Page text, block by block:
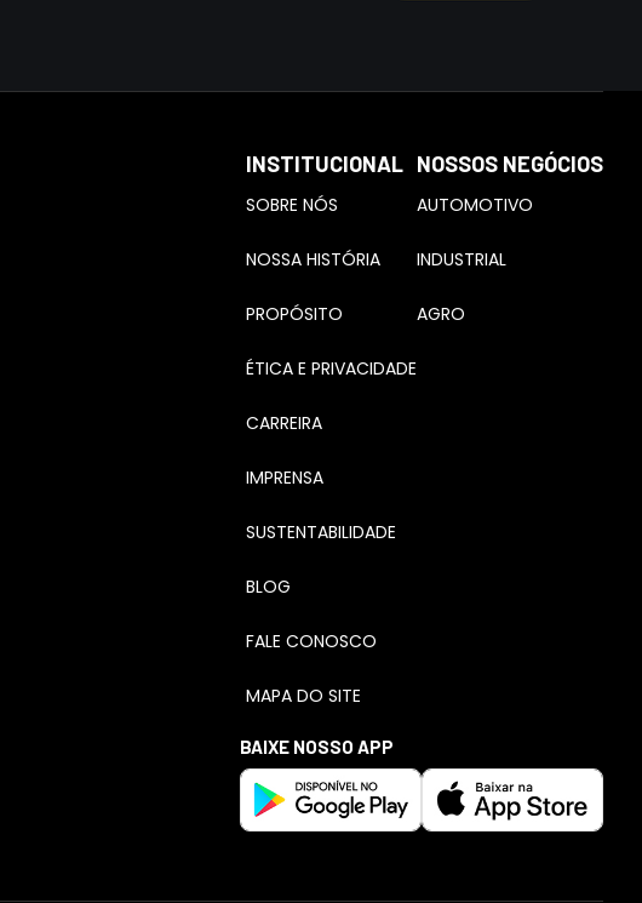
INSTITUCIONAL
SOBRE NÓS
NOSSA HISTÓRIA
PROPÓSITO
ÉTICA E PRIVACIDADE
CARREIRA
IMPRENSA
SUSTENTABILIDADE
BLOG
FALE CONOSCO
MAPA DO SITE
NOSSOS NEGÓCIOS
AUTOMOTIVO
INDUSTRIAL
AGRO
BAIXE NOSSO APP